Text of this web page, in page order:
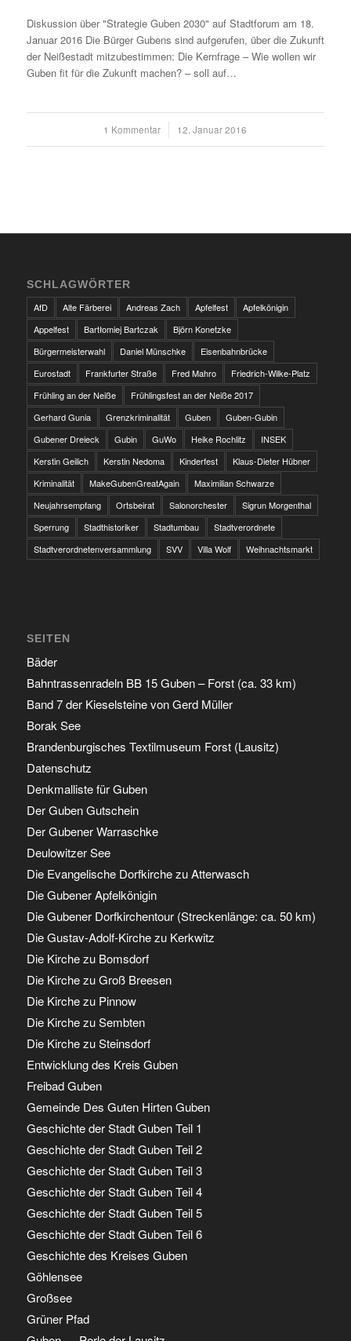
Diskussion über "Strategie Guben 2030" auf Stadtforum am 18.
Januar 2016 Die Bürger Gubens sind aufgerufen, über die Zukunft
der Neißestadt mitzubestimmen: Die Kernfrage – Wie wollen wir
Guben fit für die Zukunft machen? – soll auf…
1 Kommentar
/ 12. Januar 2016
SCHLAGWÖRTER
AfD
Alte Färberei Andreas Zach Apfelfest
Apfelkönigin
Appelfest
Bartłomiej Bartczak
Björn Konetzke
Bürgermeisterwahl
Daniel Münschke
Eisenbahnbrücke
Eurostadt
Frankfurter Straße Fred Mahro
Friedrich-Wilke-Platz
Frühling an der Neiße
Frühlingsfest an der Neiße 2017
Gerhard Gunia
Grenzkriminalität Guben
Guben-Gubin
Gubener Dreieck
Gubin GuWo Heike Rochlitz
INSEK
Kerstin Geilich
Kerstin Nedoma Kinderfest
Klaus-Dieter Hübner
Kriminalität
MakeGubenGreatAgain
Maximilian Schwarze
Neujahrsempfang
Ortsbeirat Salonorchester
Sigrun Morgenthal
Sperrung
Stadthistoriker Stadtumbau
Stadtverordnete
Stadtverordnetenversammlung
SVV Villa Wolf Weihnachtsmarkt
SEITEN
Bäder
Bahntrassenradeln BB 15 Guben – Forst (ca. 33 km)
Band 7 der Kieselsteine von Gerd Müller
Borak See
Brandenburgisches Textilmuseum Forst (Lausitz)
Datenschutz
Denkmalliste für Guben
Der Guben Gutschein
Der Gubener Warraschke
Deulowitzer See
Die Evangelische Dorfkirche zu Atterwasch
Die Gubener Apfelkönigin
Die Gubener Dorfkirchentour (Streckenlänge: ca. 50 km)
Die Gustav-Adolf-Kirche zu Kerkwitz
Die Kirche zu Bomsdorf
Die Kirche zu Groß Breesen
Die Kirche zu Pinnow
Die Kirche zu Sembten
Die Kirche zu Steinsdorf
Entwicklung des Kreis Guben
Freibad Guben
Gemeinde Des Guten Hirten Guben
Geschichte der Stadt Guben Teil 1
Geschichte der Stadt Guben Teil 2
Geschichte der Stadt Guben Teil 3
Geschichte der Stadt Guben Teil 4
Geschichte der Stadt Guben Teil 5
Geschichte der Stadt Guben Teil 6
Geschichte des Kreises Guben
Göhlensee
Großsee
Grüner Pfad